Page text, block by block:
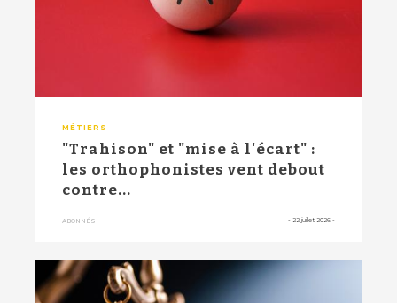
MÉTIERS
"Trahison" et "mise à l'écart" :
les orthophonistes vent debout
contre...
ABONNÉS - 22 juillet 2026 -